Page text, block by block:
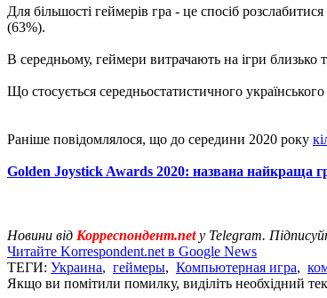
Для більшості геймерів гра - це спосіб
(63%).
В середньому, геймери витрачають на ігри близько
Що стосується середньостатистичного
Раніше повідомлялося, що до середини 2020 року
Golden Joystick Awards 2020: названа найкраща
Новини від Корреспондент.netу Telegram.
Читайте Korrespondent.net в Google News
ТЕГИ: Украина, геймеры, Компьютерная игра,
Якщо ви помітили помилку, виділіть необхідний